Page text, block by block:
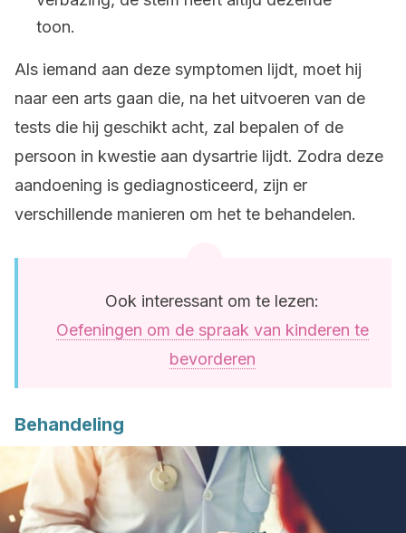
toon.
Als iemand aan deze symptomen lijdt, moet hij
naar een arts gaan die, na het uitvoeren van de
tests die hij geschikt acht, zal bepalen of de
persoon in kwestie aan dysartrie lijdt. Zodra deze
aandoening is gediagnosticeerd, zijn er
verschillende manieren om het te behandelen.
Ook interessant om te lezen:
Oefeningen om de spraak van kinderen te
bevorderen
Behandeling